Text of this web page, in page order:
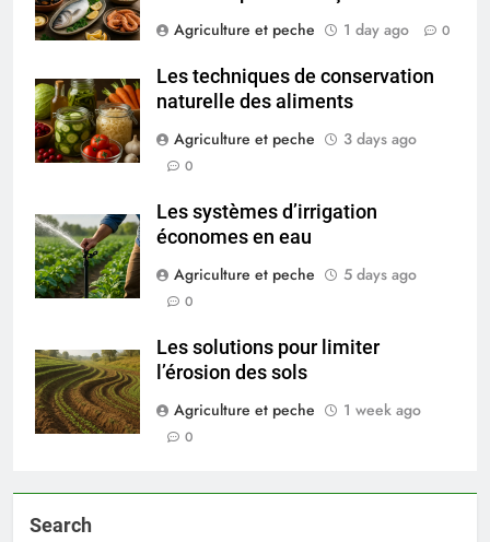
Agriculture et peche
1 day ago 0
Les techniques de conservation
naturelle des aliments
Agriculture et peche
3 days ago
0
Les systèmes d’irrigation
économes en eau
Agriculture et peche
5 days ago
0
Les solutions pour limiter
l’érosion des sols
Agriculture et peche
1 week ago
0
Search